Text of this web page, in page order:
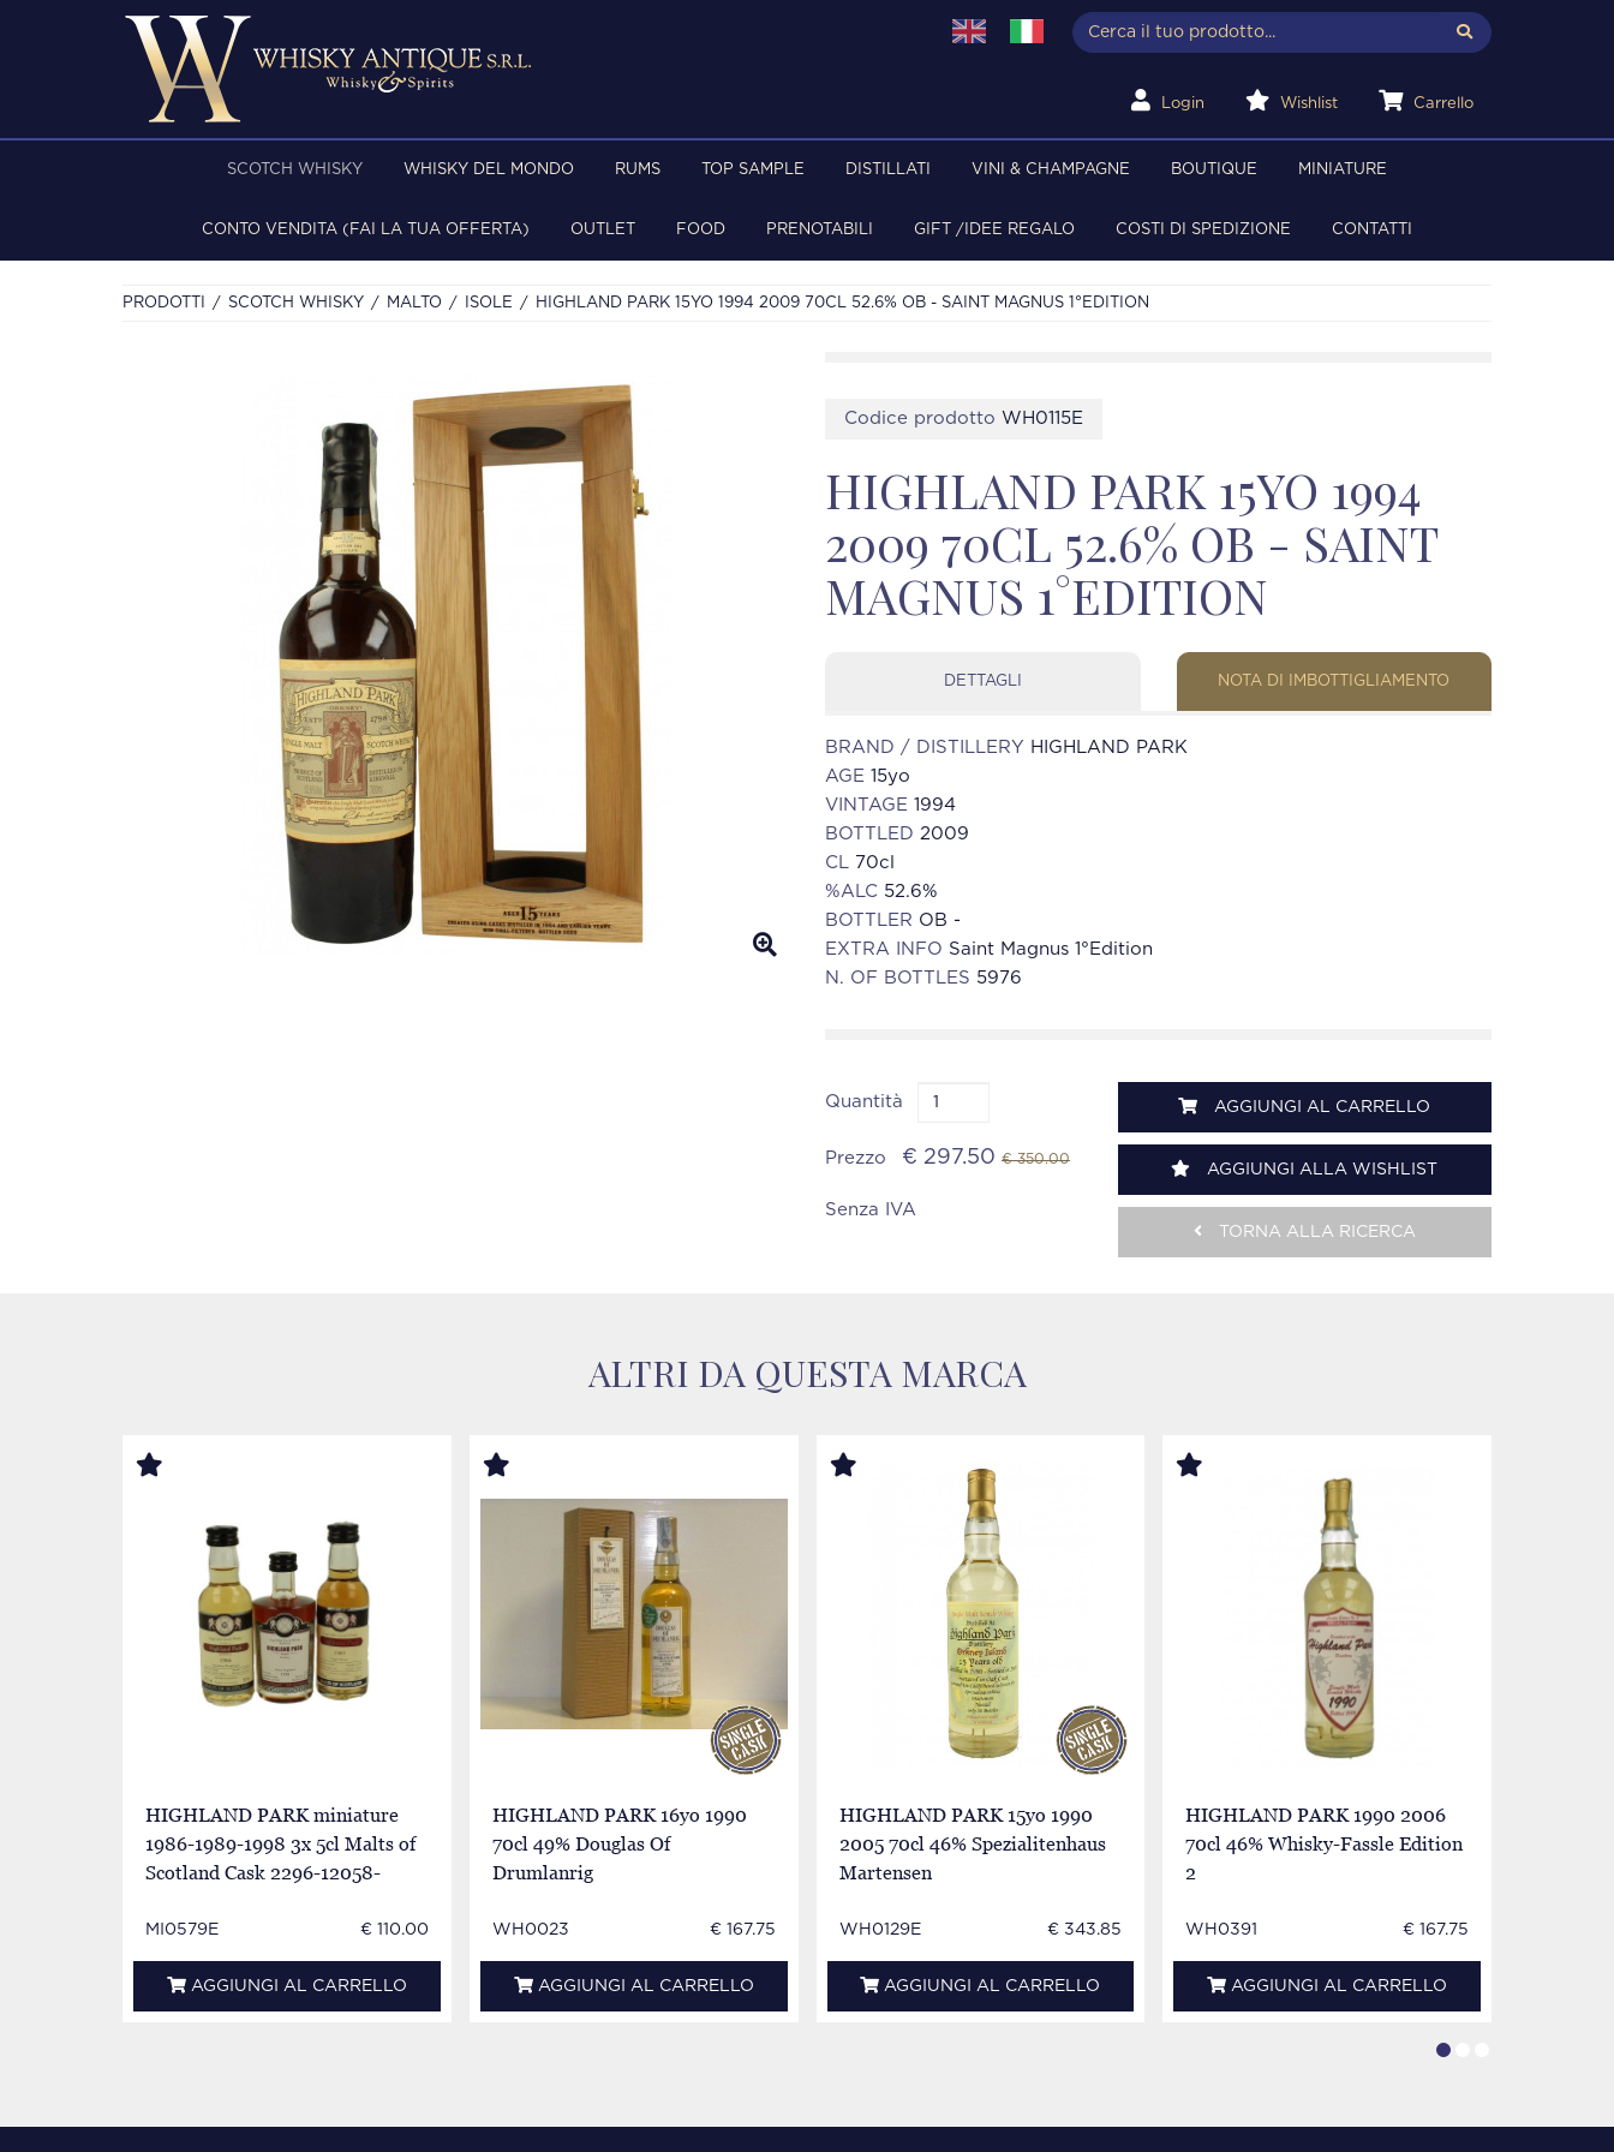
Login Wishlist Carrello
SCOTCH WHISKY WHISKY DEL MONDO RUMS TOP SAMPLE DISTILLATI VINI & CHAMPAGNE BOUTIQUE MINIATURE
CONTO VENDITA (FAI LA TUA OFFERTA) OUTLET FOOD PRENOTABILI GIFT /IDEE REGALO COSTI DI SPEDIZIONE CONTATTI
PRODOTTI SCOTCH WHISKY MALTO ISOLE HIGHLAND PARK 15YO 1994 2009 70CL 52.6% OB - SAINT MAGNUS 1°EDITION
Codice prodotto WH0115E
HIGHLAND PARK 15YO 1994
2009 70CL 52.6% OB - SAINT
MAGNUS 1°EDITION
DETTAGLI NOTA DI IMBOTTIGLIAMENTO
BRAND / DISTILLERY HIGHLAND PARK
AGE 15yo
VINTAGE 1994
BOTTLED 2009
CL 70cl
%ALC 52.6%
BOTTLER OB -
EXTRA INFO Saint Magnus 1°Edition
N. OF BOTTLES 5976
Quantità
Prezzo € 297.50 € 350.00
Senza IVA
AGGIUNGI AL CARRELLO
AGGIUNGI ALLA WISHLIST
TORNA ALLA RICERCA
ALTRI DA QUESTA MARCA
HIGHLAND PARK miniature
1986-1989-1998 3x 5cl Malts of
Scotland Cask 2296-12058-
MI0579E € 110.00
AGGIUNGI AL CARRELLO
HIGHLAND PARK 16yo 1990
70cl 49% Douglas Of
Drumlanrig
WH0023 € 167.75
AGGIUNGI AL CARRELLO
HIGHLAND PARK 15yo 1990
2005 70cl 46% Spezialitenhaus
Martensen
WH0129E € 343.85
AGGIUNGI AL CARRELLO
HIGHLAND PARK 1990 2006
70cl 46% Whisky-Fassle Edition
2
WH0391 € 167.75
AGGIUNGI AL CARRELLO